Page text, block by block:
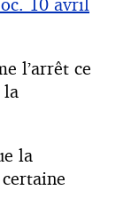
l’arrêt ce
la
la